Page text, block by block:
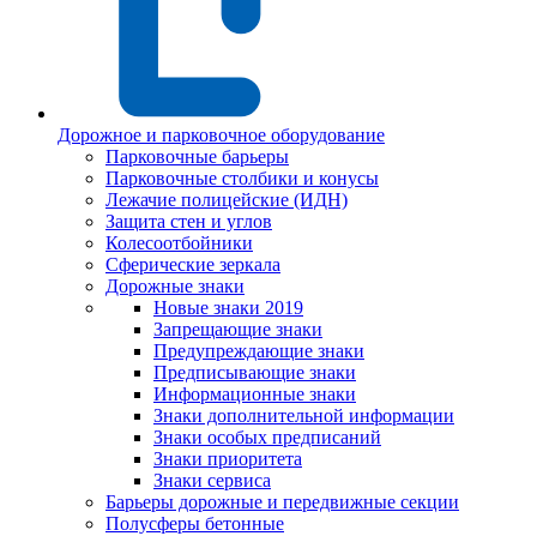
Дорожное и парковочное оборудование
Парковочные барьеры
Парковочные столбики и конусы
Лежачие полицейские (ИДН)
Защита стен и углов
Колесоотбойники
Сферические зеркала
Дорожные знаки
Новые знаки 2019
Запрещающие знаки
Предупреждающие знаки
Предписывающие знаки
Информационные знаки
Знаки дополнительной информации
Знаки особых предписаний
Знаки приоритета
Знаки сервиса
Барьеры дорожные и передвижные секции
Полусферы бетонные